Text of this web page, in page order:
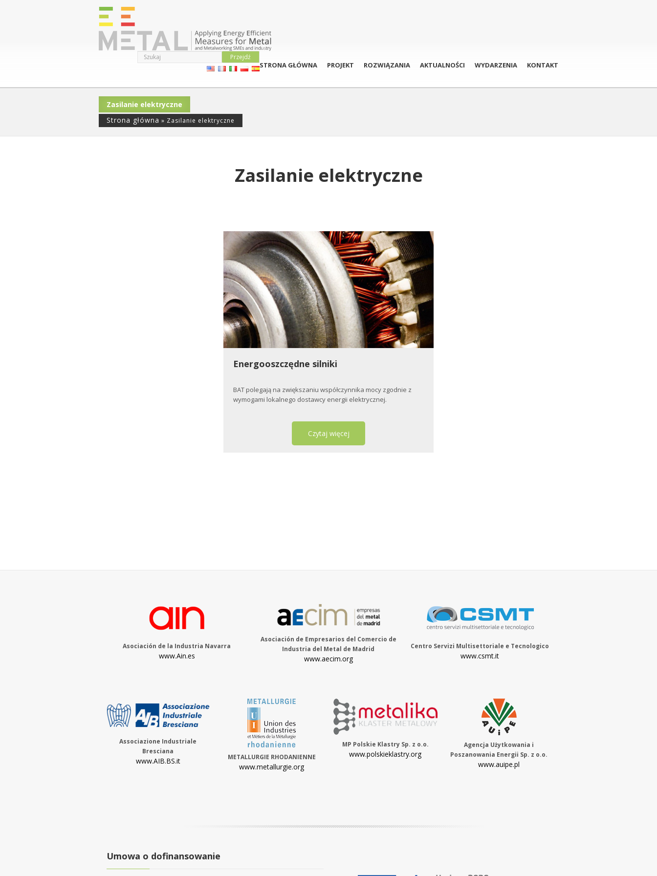
STRONA GŁÓWNA PROJEKT ROZWIĄZANIA AKTUALNOŚCI WYDARZENIA KONTAKT
Zasilanie elektryczne
Strona główna » Zasilanie elektryczne
Zasilanie elektryczne
Energooszczędne silniki
BAT polegają na zwiększaniu współczynnika mocy zgodnie z
wymogami lokalnego dostawcy energii elektrycznej.
Czytaj więcej
Asociación de la Industria Navarra
www.Ain.es
Asociación de Empresarios del Comercio de
Industria del Metal de Madrid
www.aecim.org
Centro Servizi Multisettoriale e Tecnologico
www.csmt.it
Associazione Industriale
Bresciana
www.AIB.BS.it METALLURGIE RHODANIENNE
www.metallurgie.org
MP Polskie Klastry Sp. z o.o.
www.polskieklastry.org
Agencja Użytkowania i
Poszanowania Energii Sp. z o.o.
www.auipe.pl
Umowa o dofinansowanie